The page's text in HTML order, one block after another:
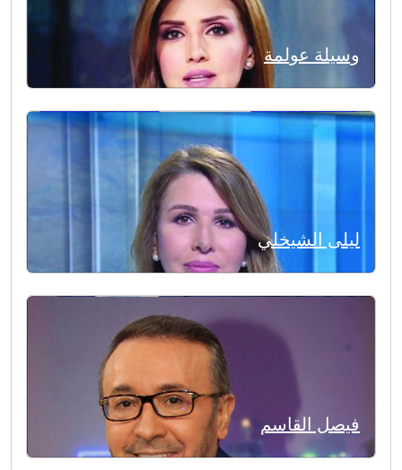
وسيلة عولمة
ليلى الشيخلي
فيصل القاسم